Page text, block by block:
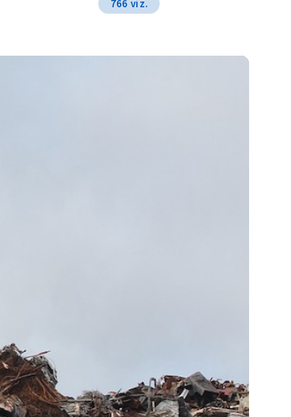
766 viz.